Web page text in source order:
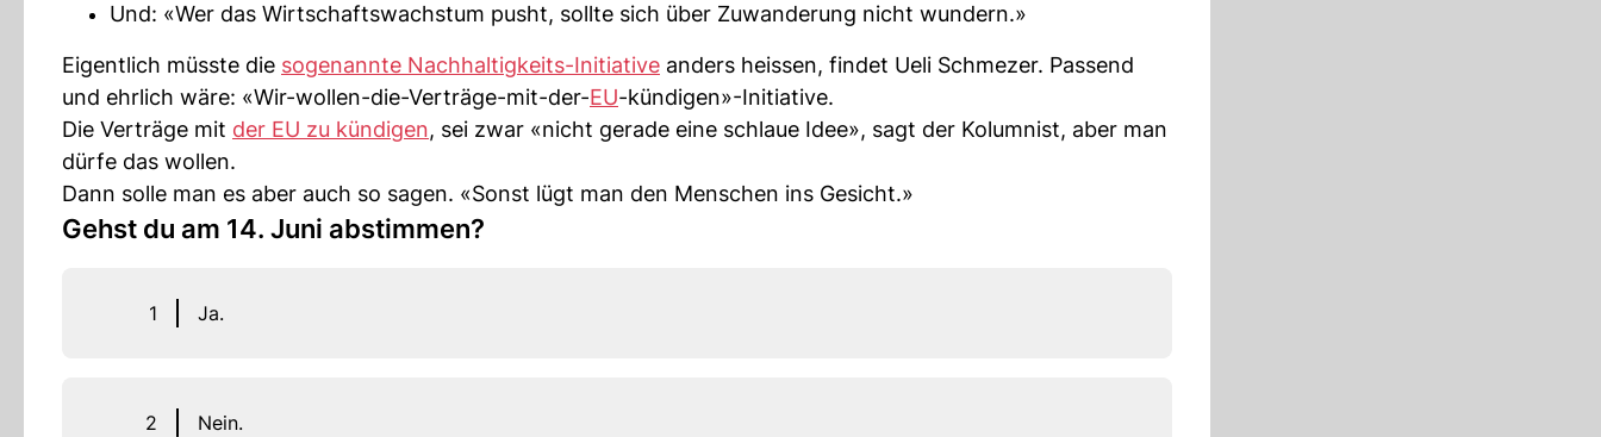
Und: «Wer das Wirtschaftswachstum pusht, sollte sich über Zuwanderung nicht wundern.»
Eigentlich müsste die sogenannte Nachhaltigkeits-Initiative anders heissen, findet Ueli Schmezer. Passend
und ehrlich wäre: «Wir-wollen-die-Verträge-mit-der-EU-kündigen»-Initiative.
Die Verträge mit der EU zu kündigen, sei zwar «nicht gerade eine schlaue Idee», sagt der Kolumnist, aber man
dürfe das wollen.
Dann solle man es aber auch so sagen. «Sonst lügt man den Menschen ins Gesicht.»
Gehst du am 14. Juni abstimmen?
1 Ja.
2 Nein.